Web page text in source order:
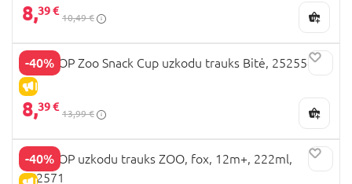
8,39 €
10,49 €
-40%
IZPĀRDOŠANA
SKIP HOP Zoo Snack Cup uzkodu trauks Bitė, 252554
8,39 €
13,99 €
-40%
SKIP HOP uzkodu trauks ZOO, fox, 12m+, 222ml,
252571